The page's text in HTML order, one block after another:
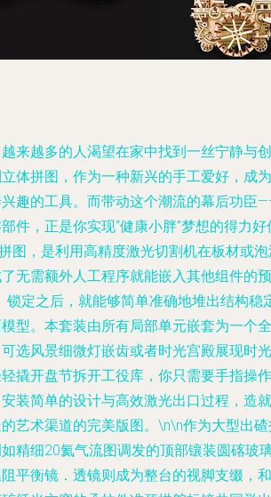
来越多的人渴望在家中找到一丝宁静与创
体拼图，作为一种新兴的手工爱好，成为
趣的工具。而带动这个潮流的幕后功臣
件，正是你实现“健康小胖”梦想的得力好
图，是利用高精度激光切割机在板材或
无需额外人工程序就能嵌入其他组件的预
定之后，就能够简单准确地堆出结构稳
型。本套装由所有局部单元嵌套为一个全
选风景细微灯嵌齿或者时光宫殿展现时光
撬开盘节拆开工役库，你只需要手指操作
装简单的设计与高效激光出口过程，造就
艺术渠道的完美版图。\n\n作为大型出
精细20氦气流图调发的顶部镶装圆碦玻
平衡镜．透镜则成为整台的视脚支缀，和